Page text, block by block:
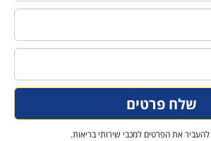
את הפרטים למכבי שירותי בריאות.